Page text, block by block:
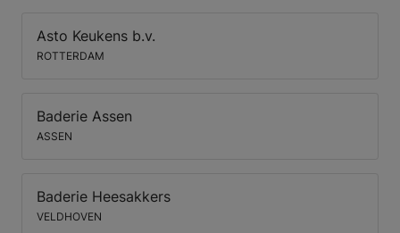
Asto Keukens b.v.
ROTTERDAM
Baderie Assen
ASSEN
Baderie Heesakkers
VELDHOVEN